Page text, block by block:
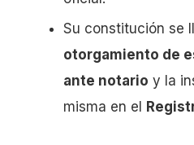
Su constitución se
otorgamiento de
ante notario y la
misma en el